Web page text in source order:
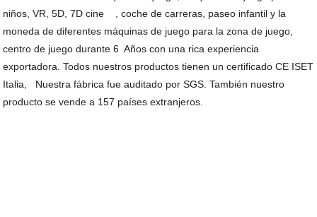
niños, VR, 5D, 7D cine , coche de carreras, paseo infantil y la
moneda de diferentes máquinas de juego para la zona de juego,
centro de juego durante 6 Años con una rica experiencia
exportadora. Todos nuestros productos tienen un certificado CE ISET
Italia, Nuestra fábrica fue auditado por SGS. También nuestro
producto se vende a 157 países extranjeros.